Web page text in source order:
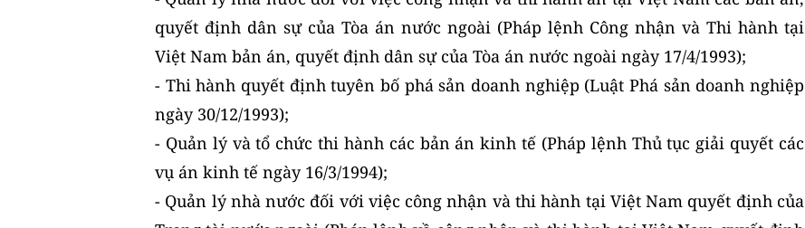
quyết định dân sự của Tòa án nước ngoài (Pháp lệnh Công nhận và Thi hành tại
Việt Nam bản án, quyết định dân sự của Tòa án nước ngoài ngày 17/4/1993);
- Thi hành quyết định tuyên bố phá sản doanh nghiệp (Luật Phá sản doanh nghiệp
ngày 30/12/1993);
- Quản lý và tổ chức thi hành các bản án kinh tế (Pháp lệnh Thủ tục giải quyết các
vụ án kinh tế ngày 16/3/1994);
- Quản lý nhà nước đối với việc công nhận và thi hành tại Việt Nam quyết định của